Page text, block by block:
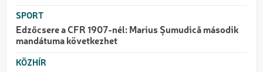
SPORT
Edzőcsere a CFR 1907-nél: Marius Şumudică második
mandátuma következhet
KÖZHÍR